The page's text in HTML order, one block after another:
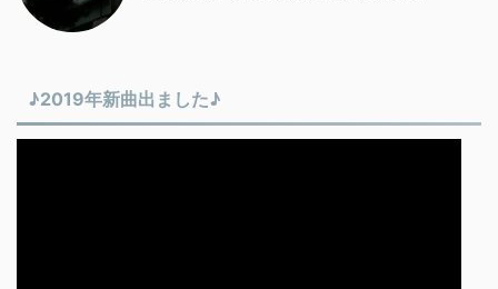
♪2019年新曲出ました♪